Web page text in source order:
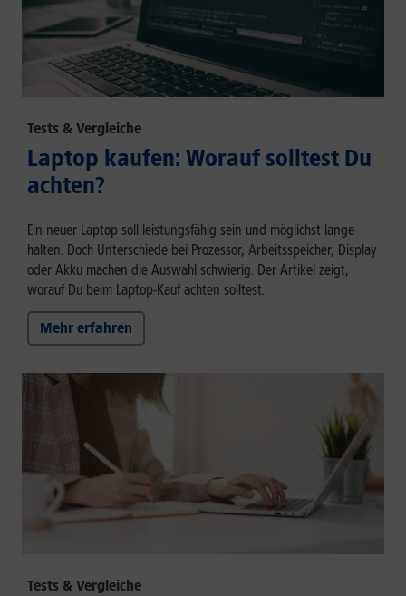
Tests & Vergleiche
Laptop kaufen: Worauf solltest Du
achten?
Ein neuer Laptop soll leistungsfähig sein und möglichst lange
halten. Doch Unterschiede bei Prozessor, Arbeitsspeicher, Display
oder Akku machen die Auswahl schwierig. Der Artikel zeigt,
worauf Du beim Laptop-Kauf achten solltest.
Mehr erfahren
Tests & Vergleiche